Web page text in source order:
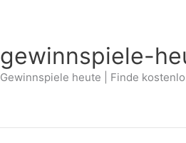
gewinnspiele-
Gewinnspiele heute | Finde